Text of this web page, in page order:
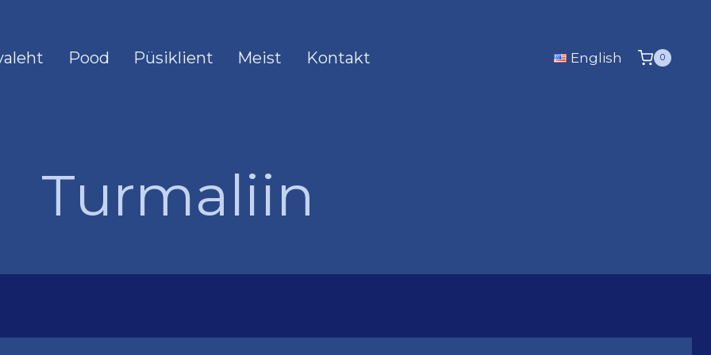
Pood Püsiklient Meist Kontakt English 0
Turmaliin